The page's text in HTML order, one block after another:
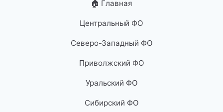
🏠 Главная
Центральный ФО
Северо-Западный ФО
Приволжский ФО
Уральский ФО
Сибирский ФО